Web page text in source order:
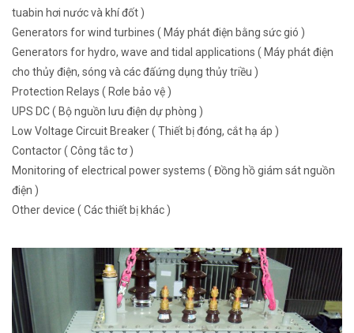
tuabin hơi nước và khí đốt )
Generators for wind turbines ( Máy phát điện bằng sức gió )
Generators for hydro, wave and tidal applications ( Máy phát điện
cho thủy điện, sóng và các đấứng dụng thủy triều )
Protection Relays ( Rơle bảo vệ )
UPS DC ( Bộ nguồn lưu điện dự phòng )
Low Voltage Circuit Breaker ( Thiết bị đóng, cắt hạ áp )
Contactor ( Công tắc tơ )
Monitoring of electrical power systems ( Đồng hồ giám sát nguồn
điện )
Other device ( Các thiết bị khác )